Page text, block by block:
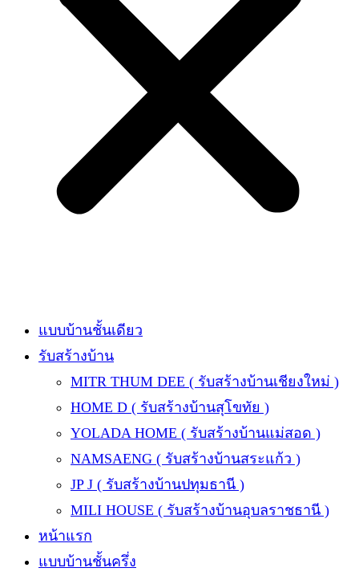
แบบบ้านชั้นเดียว
รับสร้างบ้าน
MITR THUM DEE ( รับสร้างบ้านเชียงใหม่ )
HOME D ( รับสร้างบ้านสุโขทัย )
YOLADA HOME ( รับสร้างบ้านแม่สอด )
NAMSAENG ( รับสร้างบ้านสระแก้ว )
JP J ( รับสร้างบ้านปทุมธานี )
MILI HOUSE ( รับสร้างบ้านอุบลราชธานี )
หน้าแรก
แบบบ้านชั้นครึ่ง